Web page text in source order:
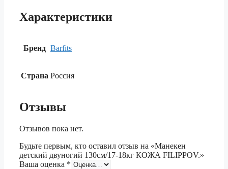
Характеристики
Бренд Barfits
Страна Россия
Отзывы
Отзывов пока нет.
Будьте первым, кто оставил отзыв на «Манекен
детский двуногий 130см/17-18кг КОЖА FILIPPOV.»
Ваша оценка *